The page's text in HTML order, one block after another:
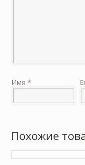
Имя *
Похожие